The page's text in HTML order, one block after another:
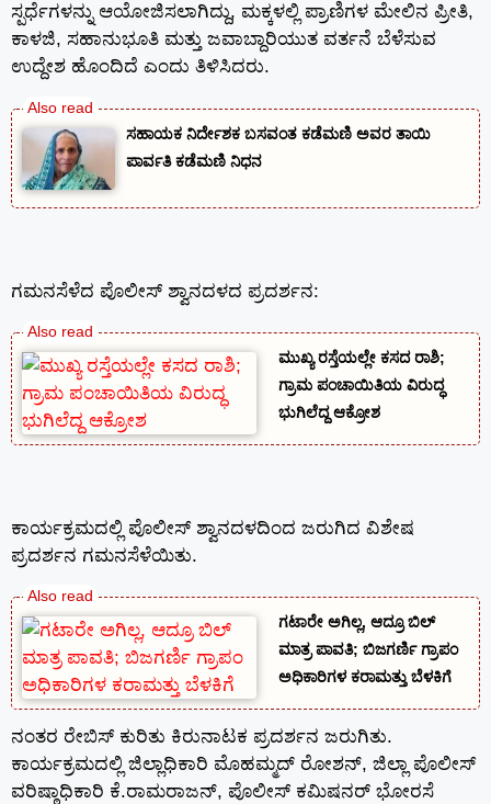
ಸ್ಪರ್ಧೆಗಳನ್ನು ಆಯೋಜಿಸಲಾಗಿದ್ದು, ಮಕ್ಕಳಲ್ಲಿ ಪ್ರಾಣಿಗಳ ಮೇಲಿನ ಪ್ರೀತಿ,
ಕಾಳಜಿ, ಸಹಾನುಭೂತಿ ಮತ್ತು ಜವಾಬ್ದಾರಿಯುತ ವರ್ತನೆ ಬೆಳೆಸುವ
ಉದ್ದೇಶ ಹೊಂದಿದೆ ಎಂದು ತಿಳಿಸಿದರು.
ಸಹಾಯಕ ನಿರ್ದೇಶಕ ಬಸವಂತ ಕಡೆಮಣಿ ಅವರ ತಾಯಿ
ಪಾರ್ವತಿ ಕಡೆಮಣಿ ನಿಧನ
ಗಮನಸೆಳೆದ ಪೊಲೀಸ್ ಶ್ವಾನದಳದ ಪ್ರದರ್ಶನ:
ಮುಖ್ಯ ರಸ್ತೆಯಲ್ಲೇ ಕಸದ ರಾಶಿ;
ಗ್ರಾಮ ಪಂಚಾಯಿತಿಯ ವಿರುದ್ಧ
ಭುಗಿಲೆದ್ದ ಆಕ್ರೋಶ
ಕಾರ್ಯಕ್ರಮದಲ್ಲಿ ಪೊಲೀಸ್ ಶ್ವಾನದಳದಿಂದ ಜರುಗಿದ ವಿಶೇಷ
ಪ್ರದರ್ಶನ ಗಮನಸೆಳೆಯಿತು.
ಗಟಾರೇ ಅಗಿಲ್ಲ, ಆದ್ರೂ ಬಿಲ್
ಮಾತ್ರ ಪಾವತಿ; ಬಿಜಗರ್ಣಿ ಗ್ರಾಪಂ
ಅಧಿಕಾರಿಗಳ ಕರಾಮತ್ತು ಬೆಳಕಿಗೆ
ನಂತರ ರೇಬಿಸ್ ಕುರಿತು ಕಿರುನಾಟಕ ಪ್ರದರ್ಶನ ಜರುಗಿತು.
ಕಾರ್ಯಕ್ರಮದಲ್ಲಿ ಜಿಲ್ಲಾಧಿಕಾರಿ ಮೊಹಮ್ಮದ್ ರೋಶನ್, ಜಿಲ್ಲಾ ಪೊಲೀಸ್
ವರಿಷ್ಠಾಧಿಕಾರಿ ಕೆ.ರಾಮರಾಜನ್, ಪೊಲೀಸ್ ಕಮಿಷನರ್ ಭೋರಸೆ